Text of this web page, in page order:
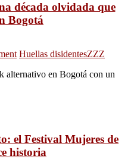
década olvidada que
Bogotá
Huellas disidentesZZZ
alternativo en Bogotá con un
el Festival Mujeres de
historia